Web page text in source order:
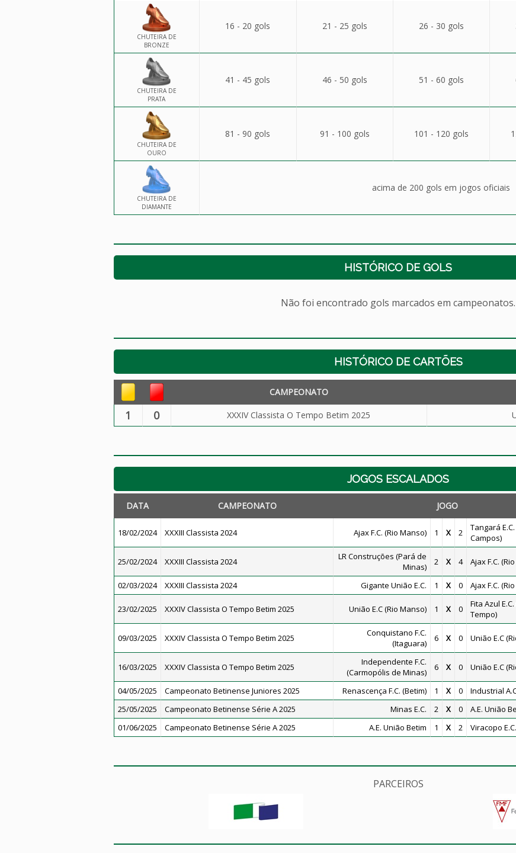
CHUTEIRA DE
BRONZE
16 - 20 gols 21 - 25 gols 26 - 30 gols
CHUTEIRA DE
PRATA
41 - 45 gols 46 - 50 gols 51 - 60 gols
CHUTEIRA DE
OURO
81 - 90 gols 91 - 100 gols 101 - 120 gols
CHUTEIRA DE
DIAMANTE
acima de 200 gols em jogos oficiais
HISTÓRICO DE GOLS
Não foi encontrado gols marcados em campeonatos.
HISTÓRICO DE CARTÕES
CAMPEONATO
1 0 XXXIV Classista O Tempo Betim 2025
JOGOS ESCALADOS
DATA CAMPEONATO JOGO
18/02/2024 XXXIII Classista 2024 Ajax F.C. (Rio Manso) 1 X 2
Tangará
Campos)
25/02/2024 XXXIII Classista 2024
LR Construções (Pará de
Minas)
2 X 4 Ajax F.C.
02/03/2024 XXXIII Classista 2024 Gigante União E.C. 1 X 0 Ajax F.C.
23/02/2025 XXXIV Classista O Tempo Betim 2025 União E.C (Rio Manso) 1 X 0
Fita Azul
Tempo)
09/03/2025 XXXIV Classista O Tempo Betim 2025
Conquistano F.C.
(Itaguara)
6 X 0 União E.C
16/03/2025 XXXIV Classista O Tempo Betim 2025
Independente F.C.
(Carmopólis de Minas)
6 X 0 União E.C
04/05/2025 Campeonato Betinense Juniores 2025 Renascença F.C. (Betim) 1 X 0 Industrial
25/05/2025
Campeonato Betinense Série A 2025 Minas E.C. 2 X 0 A.E. União
01/06/2025
Campeonato Betinense Série A 2025 A.E. União Betim 1 X 2 Viracopo E.C.
PARCEIROS